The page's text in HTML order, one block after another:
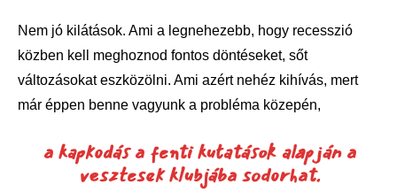
Nem jó kilátások. Ami a legnehezebb, hogy recesszió
közben kell meghoznod fontos döntéseket, sőt
változásokat eszközölni. Ami azért nehéz kihívás, mert
már éppen benne vagyunk a probléma közepén,
a kapkodás a fenti kutatások alapján a
vesztesek klubjába sodorhat.